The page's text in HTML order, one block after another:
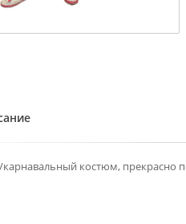
костюм, прекрасно